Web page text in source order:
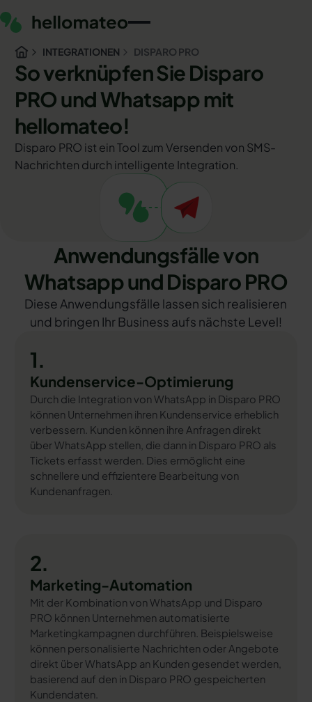
INTEGRATIONEN DISPARO PRO
So verknüpfen Sie Disparo
PRO und Whatsapp mit
hellomateo!
Disparo PRO ist ein Tool zum Versenden von SMS-
Nachrichten durch intelligente Integration.
Anwendungsfälle von
Whatsapp und Disparo PRO
Diese Anwendungsfälle lassen sich realisieren
und bringen Ihr Business aufs nächste Level!
1.
Kundenservice-Optimierung
Durch die Integration von WhatsApp in Disparo PRO
können Unternehmen ihren Kundenservice erheblich
verbessern. Kunden können ihre Anfragen direkt
über WhatsApp stellen, die dann in Disparo PRO als
Tickets erfasst werden. Dies ermöglicht eine
schnellere und effizientere Bearbeitung von
Kundenanfragen.
2.
Marketing-Automation
Mit der Kombination von WhatsApp und Disparo
PRO können Unternehmen automatisierte
Marketingkampagnen durchführen. Beispielsweise
können personalisierte Nachrichten oder Angebote
direkt über WhatsApp an Kunden gesendet werden,
basierend auf den in Disparo PRO gespeicherten
Kundendaten.